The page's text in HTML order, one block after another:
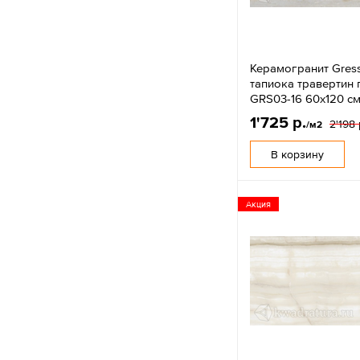
Керамогранит
тапиока травертин
GRS03-16 60х120
1'725 р./м2 2'198
В корзину
Акция